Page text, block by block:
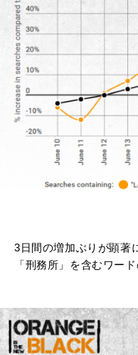
3日間の増加ぶりが顕著
「刑務所」を含むワード